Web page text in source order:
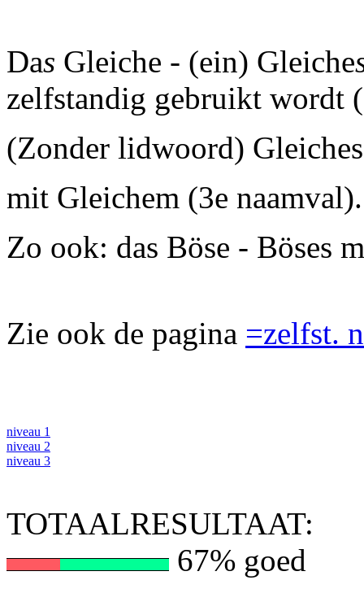
Das Gleiche - (ein) Gleiche
zelfstandig gebruikt wordt
(Zonder lidwoord)
mit Gleichem (3e naamval).
Zo ook: das Böse - Böses
Zie ook de pagina =zelfst.
niveau 1
niveau 2
niveau 3
TOTAALRESULTAAT:
67% goed